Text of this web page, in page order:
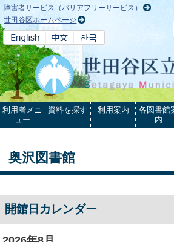
本文へ
障害者サービス（バリアフリーサービス）
世田谷区ホームページ
利用者メニ
ュー
資料を探す 利用案内
各図書館
内
奥沢図書館
開館日カレンダー